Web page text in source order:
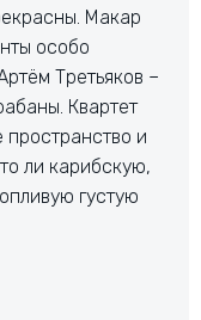
Макар
особо
Третьяков –
Квартет
и
ли карибскую,
густую